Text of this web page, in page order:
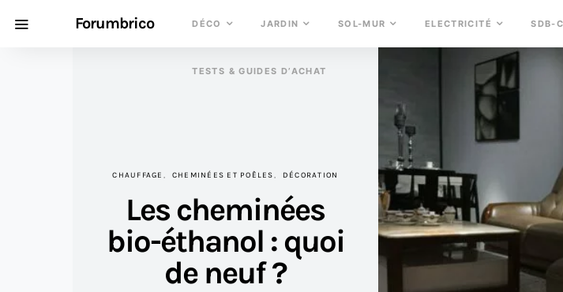
Forumbrico DÉCO JARDIN SOL-MUR ELECTRICITÉ SDB-
TESTS & GUIDES D’ACHAT
CHAUFFAGE CHEMINÉES ET POÊLES DÉCORATION
Les cheminées
bio-éthanol : quoi
de neuf ?